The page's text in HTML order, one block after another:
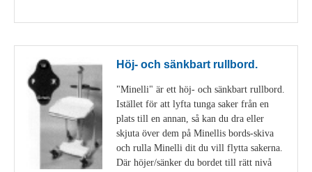
Höj- och sänkbart rullbord.
"Minelli" är ett höj- och sänkbart rullbord.
Istället för att lyfta tunga saker från en
plats till en annan, så kan du dra eller
skjuta över dem på Minellis bords-skiva
och rulla Minelli dit du vill flytta sakerna.
Där höjer/sänker du bordet till rätt nivå